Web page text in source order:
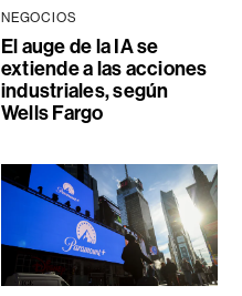
NEGOCIOS
El auge de la IA se
extiende a las acciones
industriales, según
Wells Fargo